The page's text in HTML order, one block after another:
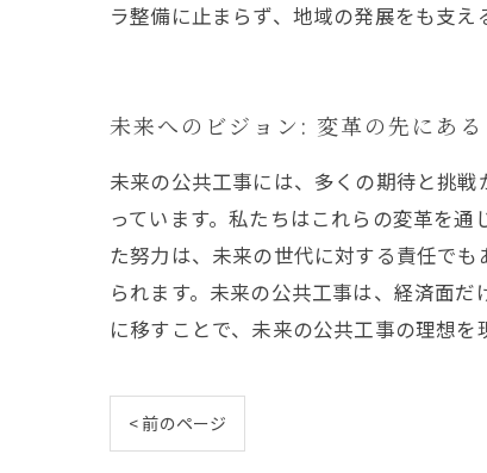
ラ整備に止まらず、地域の発展をも支え
未来へのビジョン: 変革の先にある
未来の公共工事には、多くの期待と挑
っています。私たちはこれらの変革を
た努力は、未来の世代に対する責任で
られます。未来の公共工事は、経済面
に移すことで、未来の公共工事の理想を
< 前のページ